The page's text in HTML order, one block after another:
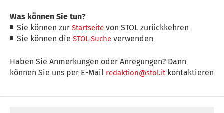
Was können Sie tun?
Sie können zurStartseite von STOL zurückkehren
Sie können dieSTOL-Suche verwenden
Haben Sie Anmerkungen oder Anregungen? Dann
können Sie uns per E-Mail redaktion@stol.itkontaktieren